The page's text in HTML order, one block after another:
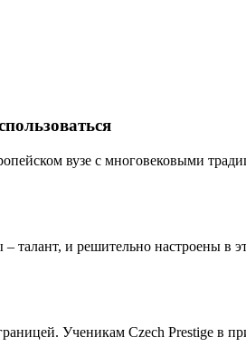
вузе с многовековыми
талант, и решительно настроены в
Ученикам Czech Prestige